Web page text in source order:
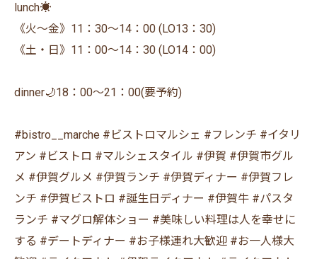
lunch☀️
《火〜金》11：30〜14：00 (LO13：30)
《土・日》11：00〜14：30 (LO14：00)
dinner🌙18：00〜21：00(要予約)
#bistro__marche #ビストロマルシェ #フレンチ #イタリ
アン #ビストロ #マルシェスタイル #伊賀 #伊賀市グル
メ #伊賀グルメ #伊賀ランチ #伊賀ディナー #伊賀フレ
ンチ #伊賀ビストロ #誕生日ディナー #伊賀牛 #パスタ
ランチ #マグロ解体ショー #美味しい料理は人を幸せに
する #デートディナー #お子様連れ大歓迎 #お一人様大